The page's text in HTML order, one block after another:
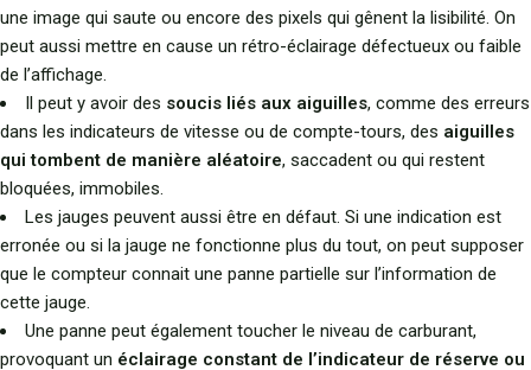
une image qui saute ou encore des pixels qui gênent la lisibilité. On
peut aussi mettre en cause un rétro-éclairage défectueux ou faible
de l’affichage.
Il peut y avoir des soucis liés aux aiguilles, comme des erreurs
dans les indicateurs de vitesse ou de compte-tours, des aiguilles
qui tombent de manière aléatoire, saccadent ou qui restent
bloquées, immobiles.
Les jauges peuvent aussi être en défaut. Si une indication est
erronée ou si la jauge ne fonctionne plus du tout, on peut supposer
que le compteur connait une panne partielle sur l’information de
cette jauge.
Une panne peut également toucher le niveau de carburant,
provoquant un éclairage constant de l’indicateur de réserve ou